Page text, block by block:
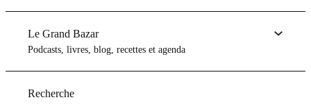
Le Grand Bazar
Podcasts, livres, blog, recettes et agenda
Recherche